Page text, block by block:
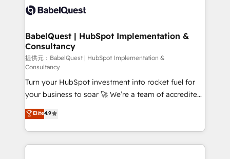
scalable retainers. Let’s make HubSpot your most
powerful growth engine. Built to convert, scale, and
custom API integrations with ERP (and other
operations A little about us: • Boutique 'Elite' team of
12 • 150+ clients across Sales Hub, Marketing Hub,
Service Hub, Data Hub and CMS • ISO/IEC
27001:2022, ISO 9001:2015, and ISO 42001:2023
certified - the AI management standard • GuardHub:
our AI governance framework, built on ISO 42001
Ready for the next step? Click the 👈 '𝗖𝗼𝗻𝘁𝗮𝗰𝘁
𝗯𝘂𝘀𝗶𝗻𝗲𝘀𝘀' button to get in touch (𝘸𝘦'𝘳𝘦 𝘴𝘶𝘱𝘦𝘳
𝘳𝘦𝘴𝘱𝘰𝘯𝘴𝘪𝘷𝘦)
BabelQuest | HubSpot Implementation &
Consultancy
提供元：BabelQuest | HubSpot Implementation &
Consultancy
Turn your HubSpot investment into rocket fuel for
your business to soar 🚀 We’re a team of accredited
HubSpot experts ready to help you. We can
implement the platform into complex business
environments, optimise what you've got and make
sure you can actually use it, build your website in
Elite4.9